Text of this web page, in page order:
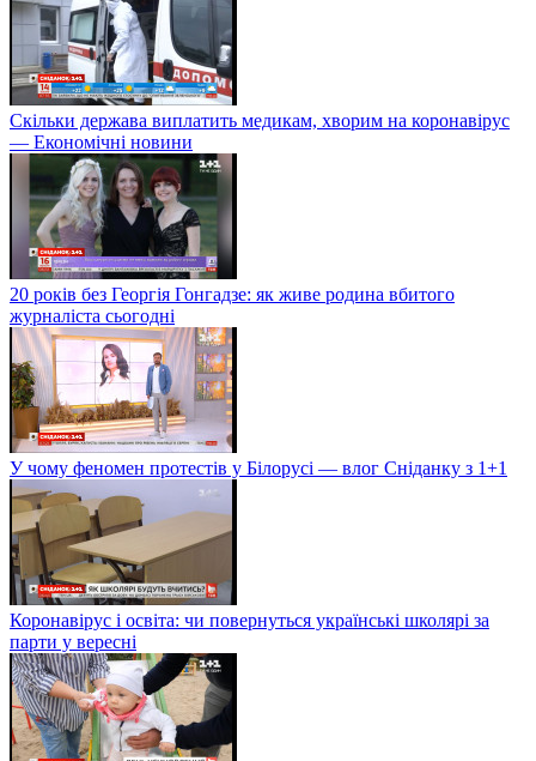
Скільки держава виплатить медикам, хворим на коронавірус
— Економічні новини
20 років без Георгія Гонгадзе: як живе родина вбитого
журналіста сьогодні
У чому феномен протестів у Білорусі — влог Сніданку з 1+1
Коронавірус і освіта: чи повернуться українські школярі за
парти у вересні